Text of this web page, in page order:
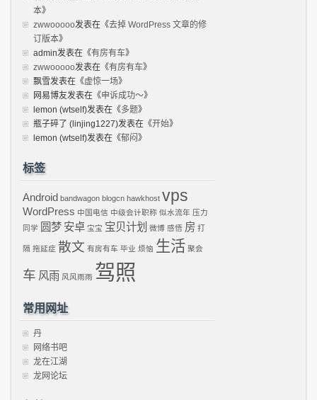
本》
zwwooooo发表在《去掉 WordPress 文章的修
订版本》
admin发表在《有房有车》
zwwooooo发表在《有房有车》
飘雪发表在《虚惊一场》
网易博友发表在《申诉成功～》
lemon (wtself)发表在《多题》
瓶子碎了 (linjing1227)发表在《开始》
lemon (wtself)发表在《郁闷》
标签
Android bandwagon blogcn hawkhost vps
WordPress 中国电信 中级会计职称 似水流年 压力
同学 圆梦 安卓 宝宝 宝贝计划 微博 感悟 房 打
隔 拖延症 散文 有房有车 毕业 烦恼 生活 聚会
车 风雨 风风雨雨 驾照
常用网址
丹
网络书吧
龙在江湖
龙网论坛